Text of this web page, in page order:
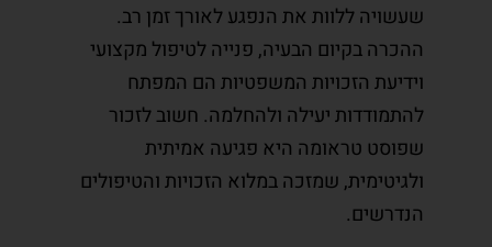
שעשויה ללוות את הנפגע לאורך זמן רב.
ההכרה בקיום הבעיה, פנייה לטיפול מקצועי
וידיעת הזכויות המשפטיות הם המפתח
להתמודדות יעילה ולהחלמה. חשוב לזכור
שפוסט טראומה היא פגיעה אמיתית
ולגיטימית, שמזכה במלוא הזכויות והטיפולים
הנדרשים.